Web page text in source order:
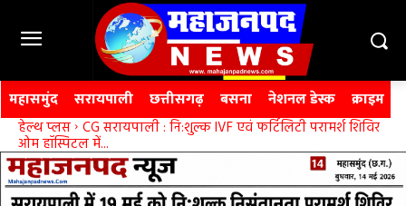
महासमुंद सरायपाली छत्तीसगढ़ बसना नेशनल डेस्क क्राइम
हेल्थ प्लस CG सरायपाली : नि:शुल्क IVF एवं फर्टिलिटी परामर्श शिविर
ओम हॉस्पिटल में...